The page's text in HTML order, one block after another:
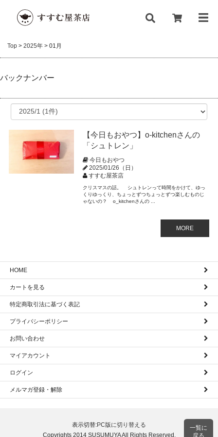
Top > 2025年 > 01月
バックナンバー
【今日もおやつ】o-kitchenさんの
「シュトレン」
今日もおやつ
2025/01/26（日）
すすむ屋茶店
クリスマスの話。 ⁡ シュトレンって時間をかけて、ゆっ
くりゆっくり、ちょっとずつちょっとずつ楽しむものじ
ゃないの？ ⁡ o_kitchenさんの ...
MORE
HOME
カートを見る
特定商取引法に基づく表記
プライバシーポリシー
お問い合わせ
マイアカウント
ログイン
メルマガ登録・解除
表示切替:PC版に切り替える
Copyrights 2014 SUSUMUYA All Rights Reserved.
一覧に
戻る